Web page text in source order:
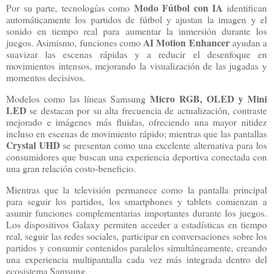
Por su parte, tecnologías como Modo Fútbol con IA identifican
automáticamente los partidos de fútbol y ajustan la imagen y el
sonido en tiempo real para aumentar la inmersión durante los
juegos. Asimismo, funciones comoAI Motion Enhancerayudan a
suavizar las escenas rápidas y a reducir el desenfoque en
movimientos intensos, mejorando la visualización de las jugadas y
momentos decisivos.
Modelos como las líneas Samsung Micro RGB, OLED y Mini
LED se destacan por su alta frecuencia de actualización, contraste
mejorado e imágenes más fluidas, ofreciendo una mayor nitidez
incluso en escenas de movimiento rápido; mientras que las pantallas
Crystal UHD se presentan como una excelente alternativa para los
consumidores que buscan una experiencia deportiva conectada con
una gran relación costo-beneficio.
Mientras que la televisión permanece como la pantalla principal
para seguir los partidos, los smartphones y tablets comienzan a
asumir funciones complementarias importantes durante los juegos.
Los dispositivos Galaxy permiten acceder a estadísticas en tiempo
real, seguir las redes sociales, participar en conversaciones sobre los
partidos y consumir contenidos paralelos simultáneamente, creando
una experiencia multipantalla cada vez más integrada dentro del
ecosistema Samsung.